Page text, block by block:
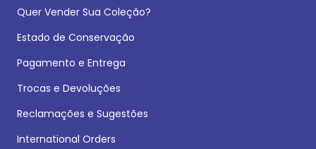
Quer Vender Sua Coleção?
Estado de Conservação
Pagamento e Entrega
Trocas e Devoluções
Reclamações e Sugestões
International Orders